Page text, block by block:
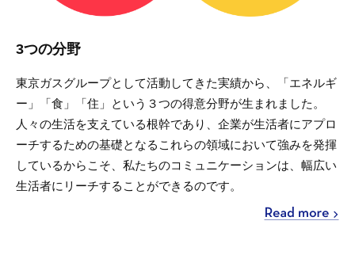
3つの分野
東京ガスグループとして活動してきた実績から、「エネルギ
ー」「食」「住」という３つの得意分野が生まれました。
人々の生活を支えている根幹であり、企業が生活者にアプロ
ーチするための基礎となるこれらの領域において強みを発揮
しているからこそ、私たちのコミュニケーションは、幅広い
生活者にリーチすることができるのです。